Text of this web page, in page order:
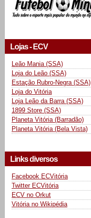
Lojas - ECV
Leão Mania (SSA)
Loja do Leão (SSA)
Estação Rubro-Negra (SSA)
Loja do Vitória
Loja Leão da Barra (SSA)
1899 Store (SSA)
Planeta Vitória (Barradão)
Planeta Vitória (Bela Vista)
Links diversos
Facebook ECVitória
Twitter ECVitória
ECV no Orkut
Vitória no Wikipédia